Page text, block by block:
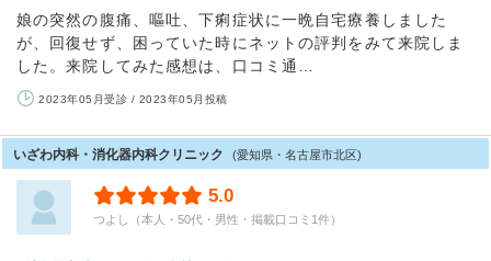
娘の突然の腹痛、嘔吐、下痢症状に一晩自宅療養しました
が、回復せず、困っていた時にネットの評判をみて来院しま
した。来院してみた感想は、口コミ通…
2023年05月受診 / 2023年05月投稿
いざわ内科・消化器内科クリニック (愛知県・名古屋市北区)
5.0
つよし（本人・50代・男性・掲載口コミ1件）